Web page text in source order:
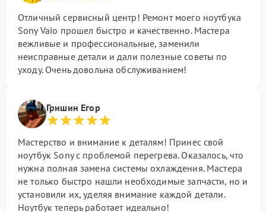
Отличный сервисный центр! Ремонт моего ноутбука
Sony Vaio прошел быстро и качественно. Мастера
вежливые и профессиональные, заменили
неисправные детали и дали полезные советы по
уходу. Очень довольна обслуживанием!
Гришин Егор
Мастерство и внимание к деталям! Принес свой
ноутбук Sony с проблемой перегрева. Оказалось, что
нужна полная замена системы охлаждения. Мастера
не только быстро нашли необходимые запчасти, но и
установили их, уделяя внимание каждой детали.
Ноутбук теперь работает идеально!